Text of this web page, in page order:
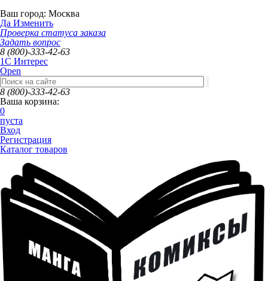
Ваш город: Москва
Да Изменить
Проверка статуса заказа
Задать вопрос
8 (800)-333-42-63
1C Интерес
Open
8 (800)-333-42-63
Ваша корзина:
0
пуста
Вход
Регистрация
Каталог товаров